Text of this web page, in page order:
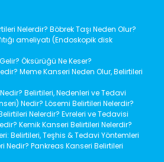
Nelerdir? Böbrek Taşı Neden Olur?
ameliyatı (Endoskopik disk
Öksürüğü Ne Keser?
Meme Kanseri Neden Olur, Belirtileri
Belirtileri, Nedenleri ve Tedavi
Nedir? Lösemi Belirtileri Nelerdir?
Nelerdir? Evreleri ve Tedavisi
Kemik Kanseri Belirtileri Nelerdir?
Belirtileri, Teşhis & Tedavi Yöntemleri
Nedir? Pankreas Kanseri Belirtileri